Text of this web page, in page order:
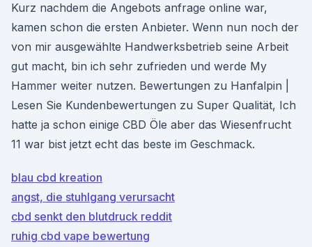
Kurz nachdem die Angebots anfrage online war,
kamen schon die ersten Anbieter. Wenn nun noch der
von mir ausgewählte Handwerksbetrieb seine Arbeit
gut macht, bin ich sehr zufrieden und werde My
Hammer weiter nutzen. Bewertungen zu Hanfalpin |
Lesen Sie Kundenbewertungen zu Super Qualität, Ich
hatte ja schon einige CBD Öle aber das Wiesenfrucht
11 war bist jetzt echt das beste im Geschmack.
blau cbd kreation
angst, die stuhlgang verursacht
cbd senkt den blutdruck reddit
ruhig cbd vape bewertung